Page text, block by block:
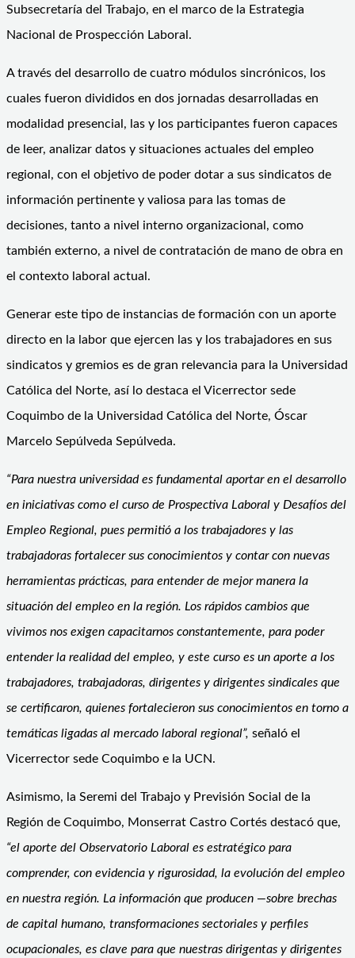
Subsecretaría del Trabajo, en el marco de la Estrategia
Nacional de Prospección Laboral.
A través del desarrollo de cuatro módulos sincrónicos, los
cuales fueron divididos en dos jornadas desarrolladas en
modalidad presencial, las y los participantes fueron capaces
de leer, analizar datos y situaciones actuales del empleo
regional, con el objetivo de poder dotar a sus sindicatos de
información pertinente y valiosa para las tomas de
decisiones, tanto a nivel interno organizacional, como
también externo, a nivel de contratación de mano de obra en
el contexto laboral actual.
Generar este tipo de instancias de formación con un aporte
directo en la labor que ejercen las y los trabajadores en sus
sindicatos y gremios es de gran relevancia para la Universidad
Católica del Norte, así lo destaca el Vicerrector sede
Coquimbo de la Universidad Católica del Norte, Óscar
Marcelo Sepúlveda Sepúlveda.
“Para nuestra universidad es fundamental aportar en el desarrollo
en iniciativas como el curso de Prospectiva Laboral y Desafíos del
Empleo Regional, pues permitió a los trabajadores y las
trabajadoras fortalecer sus conocimientos y contar con nuevas
herramientas prácticas, para entender de mejor manera la
situación del empleo en la región. Los rápidos cambios que
vivimos nos exigen capacitarnos constantemente, para poder
entender la realidad del empleo, y este curso es un aporte a los
trabajadores, trabajadoras, dirigentes y dirigentes sindicales que
se certificaron, quienes fortalecieron sus conocimientos en torno a
temáticas ligadas al mercado laboral regional”, señaló el
Vicerrector sede Coquimbo e la UCN.
Asimismo, la Seremi del Trabajo y Previsión Social de la
Región de Coquimbo, Monserrat Castro Cortés destacó que,
“el aporte del Observatorio Laboral es estratégico para
comprender, con evidencia y rigurosidad, la evolución del empleo
en nuestra región. La información que producen —sobre brechas
de capital humano, transformaciones sectoriales y perfiles
ocupacionales, es clave para que nuestras dirigentas y dirigentes